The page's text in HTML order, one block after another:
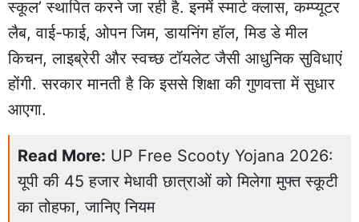
स्कूल’ स्थापित करने जा रही है. इनमें स्मार्ट क्लास, कम्प्यूटर
लैब, वाई-फाई, ओपन जिम, डायनिंग हॉल, मिड डे मील
किचन, लाइब्रेरी और स्वच्छ टॉयलेट जैसी आधुनिक सुविधाएं
होंगी. सरकार मानती है कि इससे शिक्षा की गुणवत्ता में सुधार
आएगा.
Read More: UP Free Scooty Yojana 2026:
यूपी की 45 हजार मेधावी छात्राओं को मिलेगा मुफ्त स्कूटी
का तोहफा, जानिए नियम